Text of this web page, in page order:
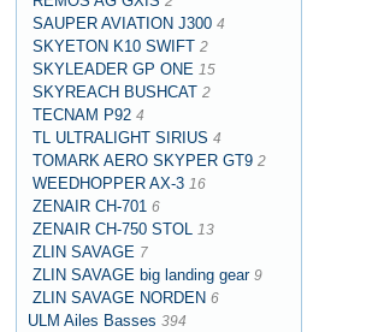
SAUPER AVIATION J300 4
SKYETON K10 SWIFT 2
SKYLEADER GP ONE 15
SKYREACH BUSHCAT 2
TECNAM P92 4
TL ULTRALIGHT SIRIUS 4
TOMARK AERO SKYPER GT9 2
WEEDHOPPER AX-3 16
ZENAIR CH-701 6
ZENAIR CH-750 STOL 13
ZLIN SAVAGE 7
ZLIN SAVAGE big landing gear 9
ZLIN SAVAGE NORDEN 6
ULM Ailes Basses 394